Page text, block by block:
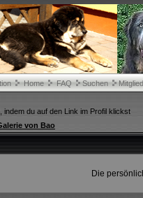
Home FAQ Suchen
du auf den Link im Profil klickst
von Bao
Die